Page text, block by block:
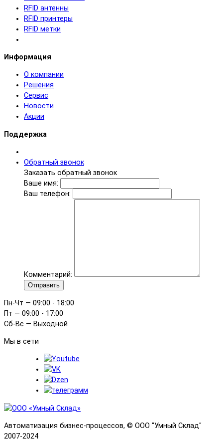
RFID антенны
RFID принтеры
RFID метки
Информация
О компании
Решения
Сервис
Новости
Акции
Поддержка
Обратный звонок
Заказать обратный звонок
Ваше имя:
Ваш телефон:
Комментарий:
Отправить
Пн-Чт — 09:00 - 18:00
Пт — 09:00 - 17:00
Сб-Вс — Выходной
Мы в сети
Автоматизация бизнес-процессов, © OOO "Умный Склад"
2007-2024